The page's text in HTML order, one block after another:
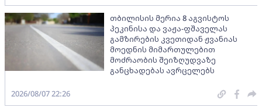
თბილისის მერია 8 აგვისტოს
პეკინისა და ვაჟა-ფშაველას
გამზირების კვეთიდან ჟვანიას
მოედნის მიმართულებით
მოძრაობის შეიზღუდვაზე
განცხადებას ავრცელებს
2026/08/07 22:26